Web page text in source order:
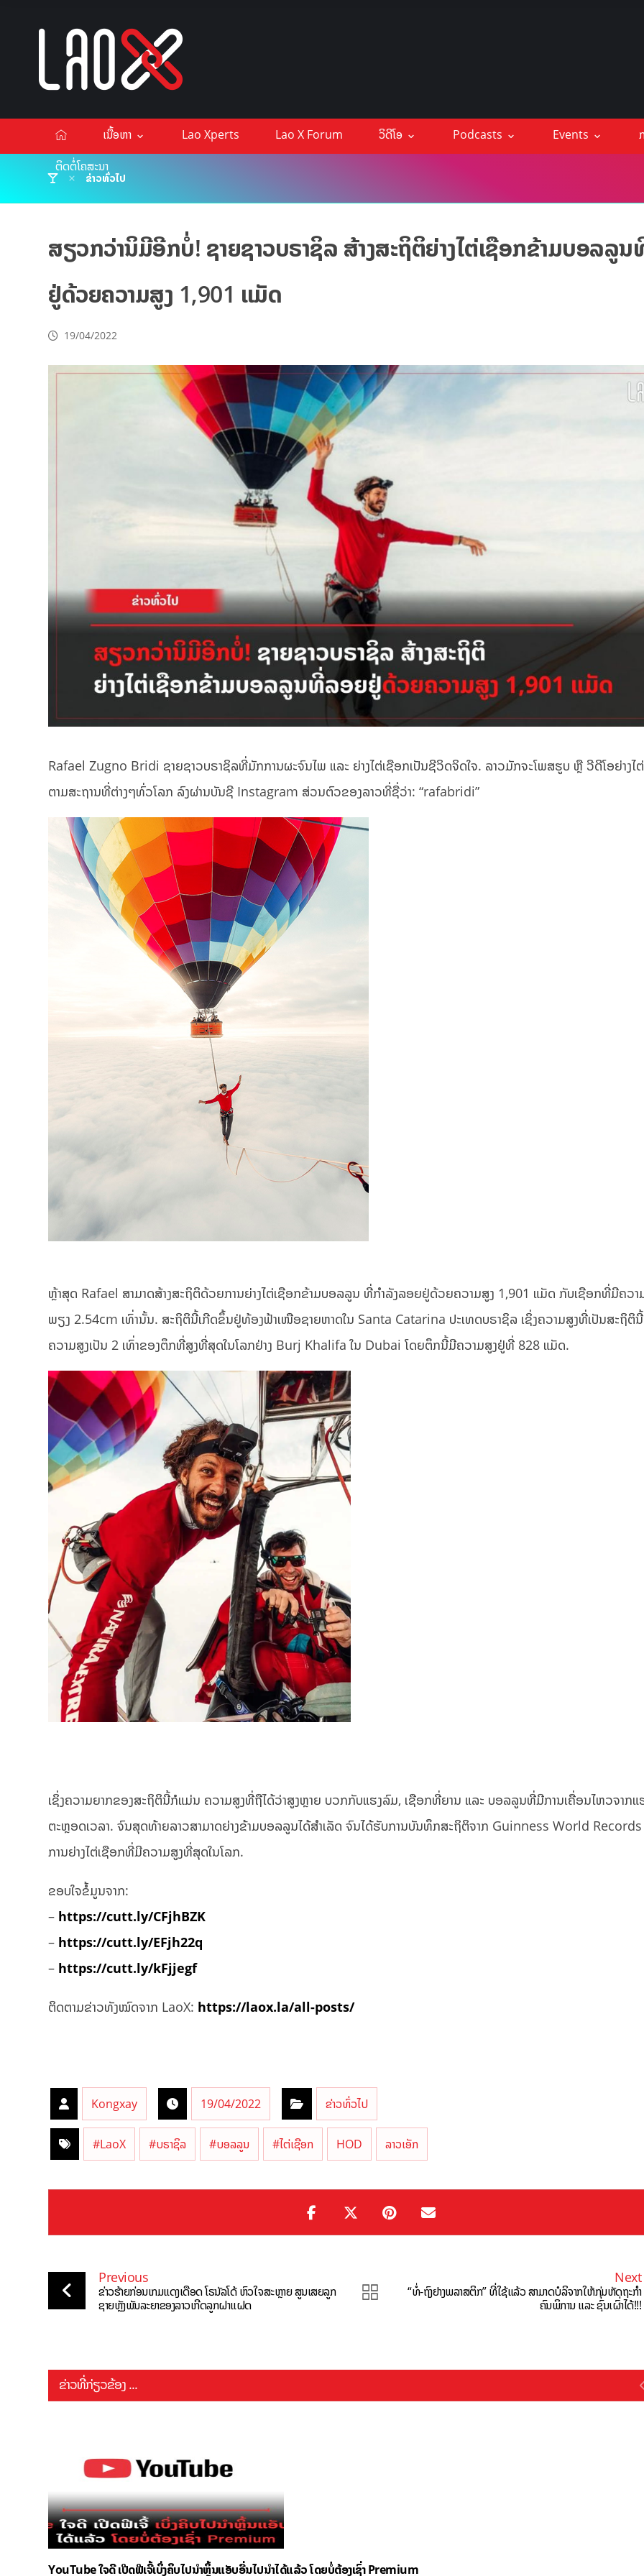
ເນື້ອຫາ Lao Xperts Lao X Forum ວິດີໂອ Podcasts Events
ຕິດຕໍ່ໂຄສະນາ
ຂ່າວທົ່ວໄປ
ສຽວກວ່ານິມີອີກບໍ່! ຊາຍຊາວບຣາຊິລ ສ້າງສະຖິຕິຍ່າງໄຕ່ເຊືອກຂ້າມບອລລູ
ຢູ່ດ້ວຍຄວາມສູງ 1,901 ແມັດ
19/04/2022
Rafael Zugno Bridi ຊາຍຊາວບຣາຊິລທີ່ມັກການຜະຈົນໄພ ແລະ ຍ່າງໄຕ່ເຊືອກເປັນຊີວິດຈິດໃຈ. ລາວມັກຈະໂພສຮູບ ຫຼື ວີດີໂອຍ່າງໄ
ຕາມສະຖານທີ່ຕ່າງໆທົ່ວໂລກ ລົງຜ່ານບັນຊີ Instagram ສ່ວນຕົວຂອງລາວທີ່ຊື່ວ່າ: “rafabridi”
ຫຼ້າສຸດ Rafael ສາມາດສ້າງສະຖິຕິດ້ວຍການຍ່າງໄຕ່ເຊືອກຂ້າມບອລລູນ ທີ່ກຳລັງລອຍຢູ່ດ້ວຍຄວາມສູງ 1,901 ແມັດ ກັບເຊືອກທີ່ມີຄວາ
ພຽງ 2.54cm ເທົ່ານັ້ນ. ສະຖິຕິນີ້ເກີດຂຶ້ນຢູ່ທ້ອງຟ້າເໜືອຊາຍຫາດໃນ Santa Catarina ປະເທດບຣາຊິລ ເຊິ່ງຄວາມສູງທີ່ເປັນສະຖິຕິ
ຄວາມສູງເປັນ 2 ເທົ່າຂອງຕຶກທີ່ສູງທີ່ສຸດໃນໂລກຢ່າງ Burj Khalifa ໃນ Dubai ໂດຍຕຶກນີ້ມີຄວາມສູງຢູ່ທີ່ 828 ແມັດ.
ເຊິ່ງຄວາມຍາກຂອງສະຖິຕິນີ້ກໍແມ່ນ ຄວາມສູງທີ່ຖືໄດ້ວ່າສູງຫຼາຍ ບວກກັບແຮງລົມ, ເຊືອກທີ່ຍານ ແລະ ບອລລູນທີ່ມີການເຄື່ອນໄຫວຈາກແ
ຕະຫຼອດເວລາ. ຈົນສຸດທ້າຍລາວສາມາດຍ່າງຂ້າມບອລລູນໄດ້ສຳເລັດ ຈົນໄດ້ຮັບການບັນທຶກສະຖິຕິຈາກ Guinness World
ການຍ່າງໄຕ່ເຊືອກທີ່ມີຄວາມສູງທີ່ສຸດໃນໂລກ.
ຂອບໃຈຂໍ້ມູນຈາກ:
– https://cutt.ly/CFjhBZK
– https://cutt.ly/EFjh22q
– https://cutt.ly/kFjjegf
ຕິດຕາມຂ່າວທັງໝົດຈາກ LaoX: https://laox.la/all-posts/
Kongxay 19/04/2022 ຂ່າວທົ່ວໄປ
#LaoX #ບຣາຊິລ #ບອລລູນ #ໄຕ່ເຊືອກ HOD ລາວເອັກ
Previous
ຂ່າວຮ້າຍກ່ອນເກມແດງເດືອດ ໂຣນັລໂດ້ ຫົວໃຈສະຫຼາຍ ສູນເສຍລູກ
ຊາຍຫຼັງພັນລະຍາຂອງລາວເກີດລູກຝາແຝດ
Next
“ທໍ່-ຖົງຢາງພລາສຕິກ” ທີ່ໃຊ້ແລ້ວ ສາມາດບໍລິຈາກໃຫ້ກຸ່ມຫັດຖະກຳ
ຄົນພິການ ແລະ ຊົນເຜົ່າໄດ້!!!
ຂ່າວທີ່ກ່ຽວຂ້ອງ ...
YouTube ໃຈດີ ເປີດຟີເຈີ້ເບິ່ງຄິບໄປນຳຫຼິ້ນແອັບອື່ນໄປນຳໄດ້ແລ້ວ ໂດຍບໍ່ຕ້ອງເຊົ່າ Premium